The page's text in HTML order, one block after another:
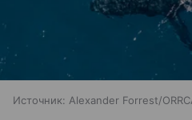
Источник: Alexander Forrest/